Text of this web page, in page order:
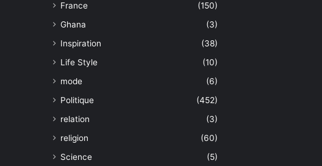
France
(150)
Ghana
(3)
Inspiration
(38)
Life Style
(10)
mode
(6)
Politique
(452)
relation
(3)
religion
(60)
Science
(5)